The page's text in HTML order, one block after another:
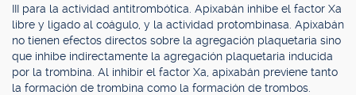
III para la actividad antitrombótica. Apixabán inhibe el factor Xa
libre y ligado al coágulo, y la actividad protombinasa. Apixabán
no tienen efectos directos sobre la agregación plaquetaria sino
que inhibe indirectamente la agregación plaquetaria inducida
por la trombina. Al inhibir el factor Xa, apixabán previene tanto
la formación de trombina como la formación de trombos.